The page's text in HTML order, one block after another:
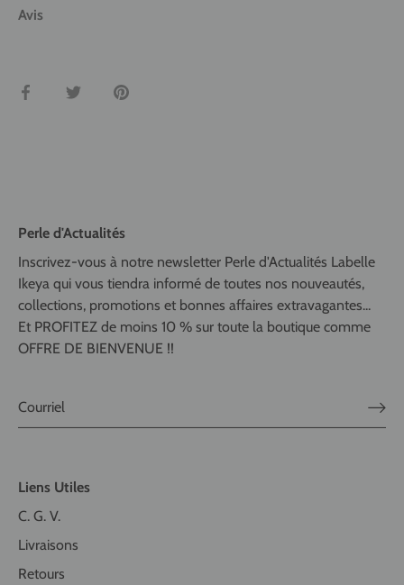
Avis
Partager TweeterÉpingler
Perle d'Actualités
Inscrivez-vous à notre newsletter Perle d'Actualités Labelle
Ikeya qui vous tiendra informé de toutes nos nouveautés,
collections, promotions et bonnes affaires extravagantes...
Et PROFITEZ de moins 10 % sur toute la boutique comme
OFFRE DE BIENVENUE !!
Liens Utiles
C. G. V.
Livraisons
Retours